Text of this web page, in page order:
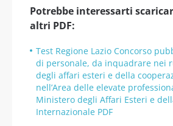
Potrebbe interessarti
altri PDF:
Test Regione Lazio Concorso
di personale, da inquadrare nei
degli affari esteri e della
nell’Area delle elevate
Ministero degli Affari Esteri e
Internazionale PDF